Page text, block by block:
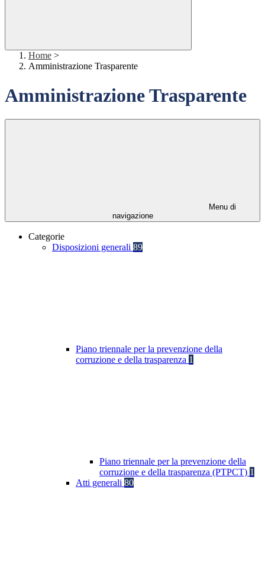
Home >
Amministrazione Trasparente
Amministrazione Trasparente
Menu di
navigazione
Categorie
Disposizioni generali 89
Piano triennale per la prevenzione della
corruzione e della trasparenza 1
Piano triennale per la prevenzione della
corruzione e della trasparenza (PTPCT) 1
Atti generali 80